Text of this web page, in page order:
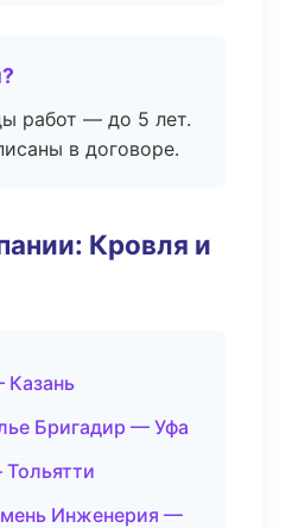
работ — до 5 лет.
в договоре.
Кровля и
Казань
Бригадир — Уфа
Инженерия —